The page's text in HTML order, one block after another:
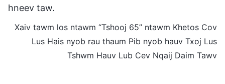
hneev taw.
Xaiv tawm los ntawm “Tshooj 65” ntawm Khetos Cov
Lus Hais nyob rau thaum Pib nyob hauv Txoj Lus
Tshwm Hauv Lub Cev Nqaij Daim Tawv